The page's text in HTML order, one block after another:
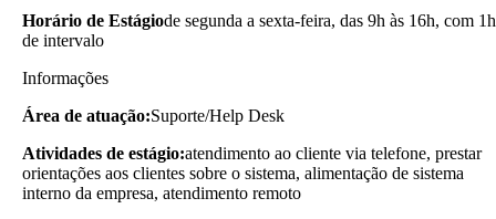
Horário de Estágiode segunda a sexta-feira, das 9h às 16h, com 1h
de intervalo
Informações
Área de atuação:Suporte/Help Desk
Atividades de estágio:atendimento ao cliente via telefone, prestar
orientações aos clientes sobre o sistema, alimentação de sistema
interno da empresa, atendimento remoto